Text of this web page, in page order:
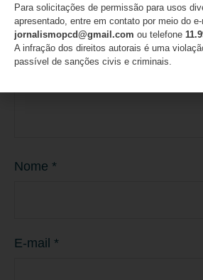
Nome *
E-mail *
Para solicitações de permissão para usos
apresentado, entre em contato por meio do e-
jornalismopcd@gmail.com ou telefone
A infração dos direitos autorais é uma
passível de sanções civis e criminais.